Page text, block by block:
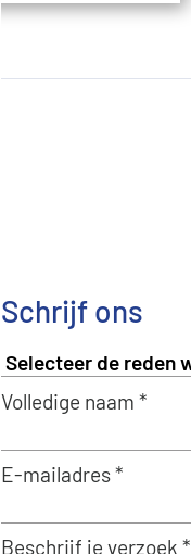
Schrijf ons
Volledige naam *
E-mailadres *
Beschrijf je verzoek *